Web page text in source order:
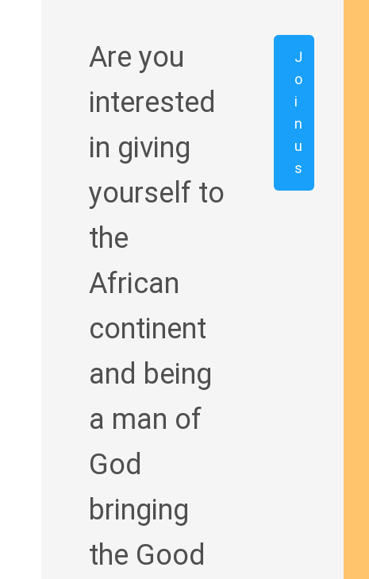
Are you
interested
in giving
yourself to
the
African
continent
and being
a man of
God
bringing
the Good
J
o
i
n
u
s